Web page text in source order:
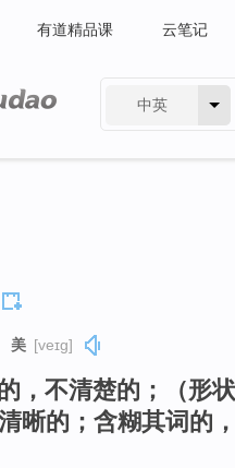
有道精品课 云笔记
中英
美 [veɪɡ]
，不清楚的；（形
晰的；含糊其词的